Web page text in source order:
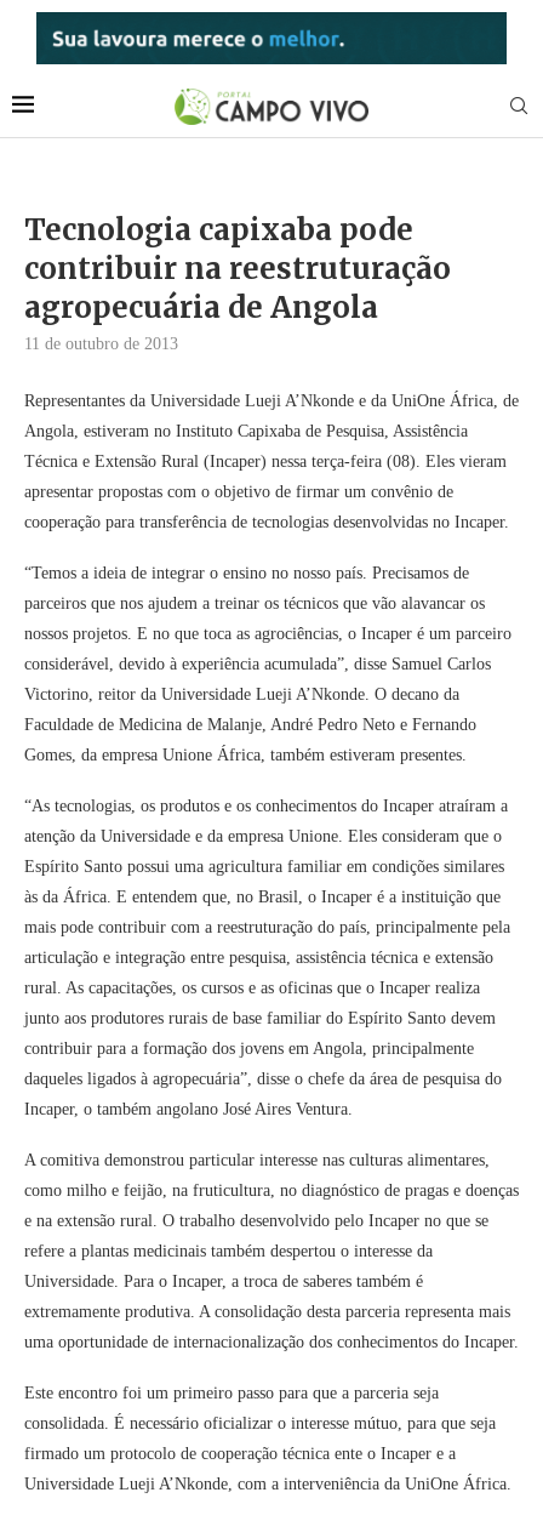
Tecnologia capixaba pode
contribuir na reestruturação
agropecuária de Angola
11 de outubro de 2013
Representantes da Universidade Lueji A’Nkonde e da UniOne África, de
Angola, estiveram no Instituto Capixaba de Pesquisa, Assistência
Técnica e Extensão Rural (Incaper) nessa terça-feira (08). Eles vieram
apresentar propostas com o objetivo de firmar um convênio de
cooperação para transferência de tecnologias desenvolvidas no Incaper.
“Temos a ideia de integrar o ensino no nosso país. Precisamos de
parceiros que nos ajudem a treinar os técnicos que vão alavancar os
nossos projetos. E no que toca as agrociências, o Incaper é um parceiro
considerável, devido à experiência acumulada”, disse Samuel Carlos
Victorino, reitor da Universidade Lueji A’Nkonde. O decano da
Faculdade de Medicina de Malanje, André Pedro Neto e Fernando
Gomes, da empresa Unione África, também estiveram presentes.
“As tecnologias, os produtos e os conhecimentos do Incaper atraíram a
atenção da Universidade e da empresa Unione. Eles consideram que o
Espírito Santo possui uma agricultura familiar em condições similares
às da África. E entendem que, no Brasil, o Incaper é a instituição que
mais pode contribuir com a reestruturação do país, principalmente pela
articulação e integração entre pesquisa, assistência técnica e extensão
rural. As capacitações, os cursos e as oficinas que o Incaper realiza
junto aos produtores rurais de base familiar do Espírito Santo devem
contribuir para a formação dos jovens em Angola, principalmente
daqueles ligados à agropecuária”, disse o chefe da área de pesquisa do
Incaper, o também angolano José Aires Ventura.
A comitiva demonstrou particular interesse nas culturas alimentares,
como milho e feijão, na fruticultura, no diagnóstico de pragas e doenças
e na extensão rural. O trabalho desenvolvido pelo Incaper no que se
refere a plantas medicinais também despertou o interesse da
Universidade. Para o Incaper, a troca de saberes também é
extremamente produtiva. A consolidação desta parceria representa mais
uma oportunidade de internacionalização dos conhecimentos do Incaper.
Este encontro foi um primeiro passo para que a parceria seja
consolidada. É necessário oficializar o interesse mútuo, para que seja
firmado um protocolo de cooperação técnica ente o Incaper e a
Universidade Lueji A’Nkonde, com a interveniência da UniOne África.